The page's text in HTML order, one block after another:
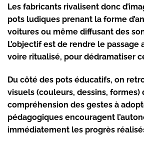
Les fabricants rivalisent donc
pots ludiques prenant la forme
voitures ou même diffusant des
L’objectif est de rendre le passage
voire ritualisé, pour dédramatiser
Du côté des pots éducatifs, on
visuels (couleurs, dessins,
compréhension des gestes à
pédagogiques encouragent
immédiatement les progrès